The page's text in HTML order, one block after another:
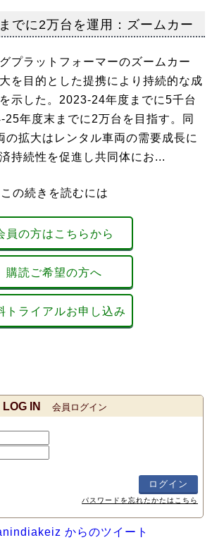
でに2万台を運用：ズームカー
プラットフォーマーのズームカー
を目的とした提携により持続的な成
示した。2023-24年度までに5千台
25年度末までに2万台を目指す。同
の拡大はレンタル車両の需要成長に
持続性を促進し共同体にお...
この続きを読むには
員の方はこちらから
購読ご希望の方へ
トライアルお申し込み
LOG IN 会員ログイン
パスワードを忘れたかたはこちら
からのツイート